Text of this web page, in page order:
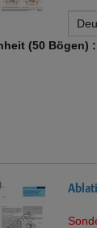
(50 Bögen) :